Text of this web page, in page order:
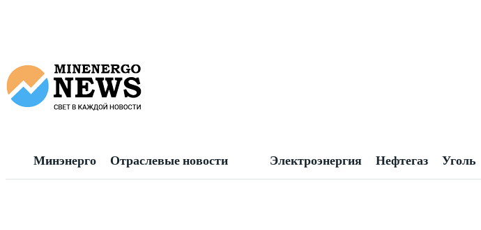
Минэнерго Отраслевые новости Электроэнергия Нефтегаз Уголь